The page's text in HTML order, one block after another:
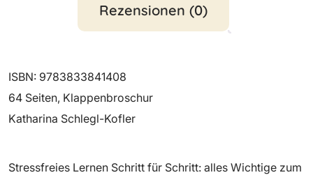
Rezensionen (0)
ISBN: 9783833841408
64 Seiten, Klappenbroschur
Katharina Schlegl-Kofler
Stressfreies Lernen Schritt für Schritt: alles Wichtige zum